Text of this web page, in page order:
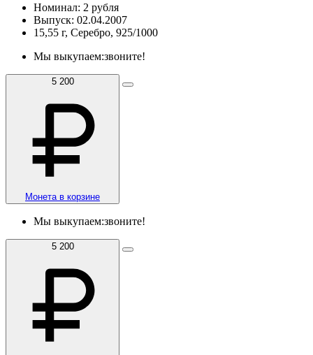
Номинал: 2 рубля
Выпуск: 02.04.2007
15,55 г, Серебро, 925/1000
Мы выкупаем:звоните!
5 200
Монета в корзине
Мы выкупаем:звоните!
5 200